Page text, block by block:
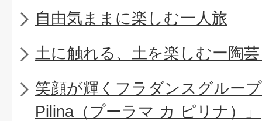
自由気ままに楽しむ一人旅
土に触れる、土を楽しむー陶
笑顔が輝くフラダンスグルー
Pilina（プーラマ カ ピリナ）」